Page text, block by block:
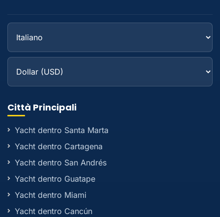
Città Principali
Yacht dentro Santa Marta
Yacht dentro Cartagena
Yacht dentro San Andrés
Yacht dentro Guatape
Yacht dentro Miami
Yacht dentro Cancún